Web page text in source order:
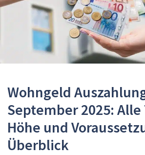
Wohngeld
September 2025:
Höhe und
Überblick